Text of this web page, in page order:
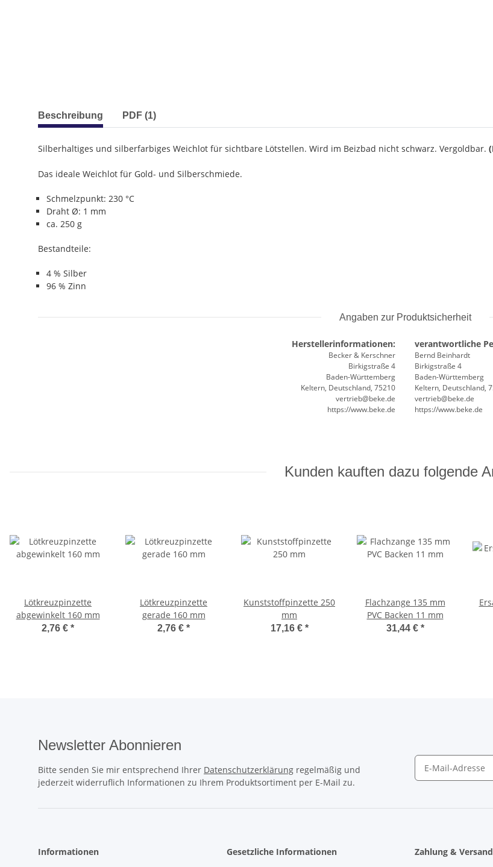
weitere Registerkarten anzeigen
Beschreibung PDF (1)
Silberhaltiges und silberfarbiges Weichlot für sichtbare Lötstellen. Wird im Beizbad nicht schwarz. Vergoldbar.
Das ideale Weichlot für Gold- und Silberschmiede.
Schmelzpunkt: 230 °C
Draht Ø: 1 mm
ca. 250 g
Bestandteile:
4 % Silber
96 % Zinn
Angaben zur Produktsicherheit
Herstellerinformationen:
Becker & Kerschner
Birkigstraße 4
Baden-Württemberg
Keltern, Deutschland, 75210
vertrieb@beke.de
https://www.beke.de
verantwortliche
Bernd Beinhardt
Birkigstraße 4
Baden-Württemberg
Keltern, Deutschland,
vertrieb@beke.de
https://www.beke.de
Kunden kauften dazu folgende
Lötkreuzpinzette
abgewinkelt 160 mm
2,76 € *
Lötkreuzpinzette
gerade 160 mm
2,76 € *
Kunststoffpinzette 250
mm
17,16 € *
Flachzange 135 mm
PVC Backen 11 mm
31,44 € *
Newsletter Abonnieren
Bitte senden Sie mir entsprechend Ihrer Datenschutzerklärung regelmäßig und
jederzeit widerruflich Informationen zu Ihrem Produktsortiment per E-Mail zu.
Informationen Gesetzliche Informationen Zahlung & Versand